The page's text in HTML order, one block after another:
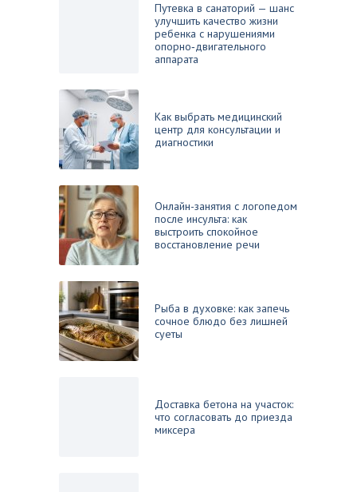
Путевка в санаторий — шанс
улучшить качество жизни
ребенка с нарушениями
опорно‑двигательного
аппарата
Как выбрать медицинский
центр для консультации и
диагностики
Онлайн-занятия с логопедом
после инсульта: как
выстроить спокойное
восстановление речи
Рыба в духовке: как запечь
сочное блюдо без лишней
суеты
Доставка бетона на участок:
что согласовать до приезда
миксера